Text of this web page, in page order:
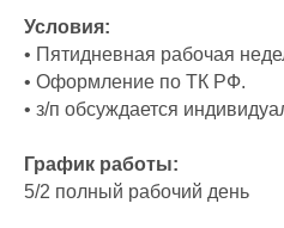
Условия:
• Пятидневная рабочая
• Оформление по ТК РФ.
• з/п обсуждается
График работы:
5/2 полный рабочий день